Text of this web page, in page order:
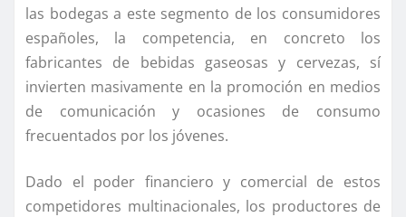
las bodegas a este segmento de los consumidores
españoles, la competencia, en concreto los
fabricantes de bebidas gaseosas y cervezas, sí
invierten masivamente en la promoción en medios
de comunicación y ocasiones de consumo
frecuentados por los jóvenes.
Dado el poder financiero y comercial de estos
competidores multinacionales, los productores de